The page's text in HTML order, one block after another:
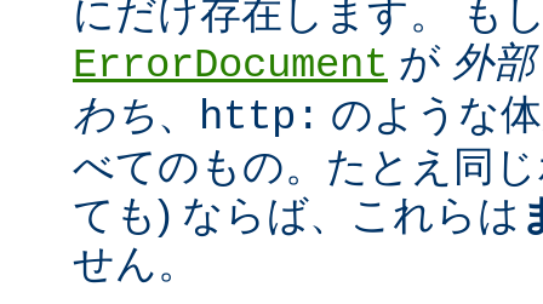
にだけ存在します。 も
ErrorDocument が 外部
わち、 http: のような
べてのもの。たとえ同
ても) ならば、これらは
せん。